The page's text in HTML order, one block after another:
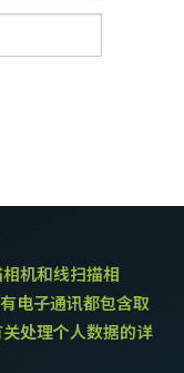
机和线扫描相
电子通讯都包含取
处理个人数据的详